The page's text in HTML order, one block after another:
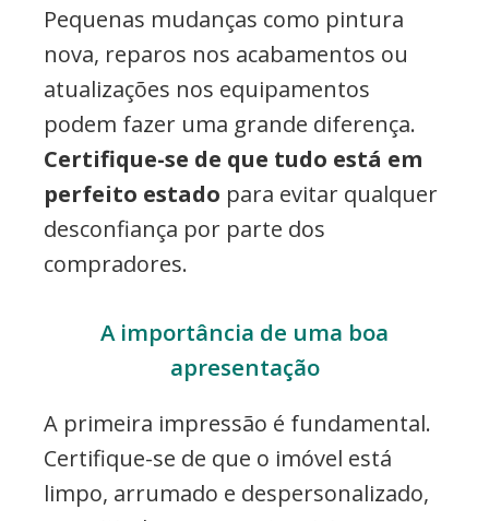
Pequenas mudanças como pintura
nova, reparos nos acabamentos ou
atualizações nos equipamentos
podem fazer uma grande diferença.
Certifique-se de que tudo está em
perfeito estado para evitar qualquer
desconfiança por parte dos
compradores.
A importância de uma boa
apresentação
A primeira impressão é fundamental.
Certifique-se de que o imóvel está
limpo, arrumado e despersonalizado,